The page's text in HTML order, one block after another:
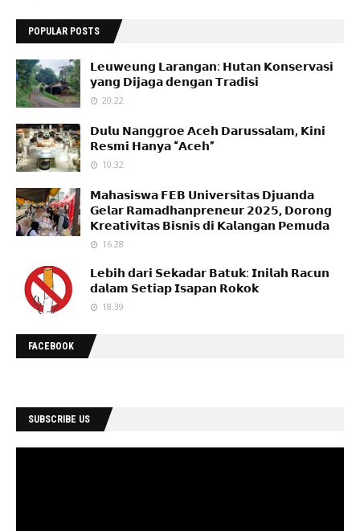
POPULAR POSTS
𝗟𝗲𝘂𝘄𝗲𝘂𝗻𝗴 𝗟𝗮𝗿𝗮𝗻𝗴𝗮𝗻: 𝗛𝘂𝘁𝗮𝗻 𝗞𝗼𝗻𝘀𝗲𝗿𝘃𝗮𝘀𝗶
𝘆𝗮𝗻𝗴 𝗗𝗶𝗷𝗮𝗴𝗮 𝗱𝗲𝗻𝗴𝗮𝗻 𝗧𝗿𝗮𝗱𝗶𝘀𝗶
20.22
𝗗𝘂𝗹𝘂 𝗡𝗮𝗻𝗴𝗴𝗿𝗼𝗲 𝗔𝗰𝗲𝗵 𝗗𝗮𝗿𝘂𝘀𝘀𝗮𝗹𝗮𝗺, 𝗞𝗶𝗻𝗶
𝗥𝗲𝘀𝗺𝗶 𝗛𝗮𝗻𝘆𝗮 “𝗔𝗰𝗲𝗵”
10.32
𝗠𝗮𝗵𝗮𝘀𝗶𝘀𝘄𝗮 𝗙𝗘𝗕 𝗨𝗻𝗶𝘃𝗲𝗿𝘀𝗶𝘁𝗮𝘀 𝗗𝗷𝘂𝗮𝗻𝗱𝗮
𝗚𝗲𝗹𝗮𝗿 𝗥𝗮𝗺𝗮𝗱𝗵𝗮𝗻𝗽𝗿𝗲𝗻𝗲𝘂𝗿 𝟮𝟬𝟮𝟱, 𝗗𝗼𝗿𝗼𝗻𝗴
𝗞𝗿𝗲𝗮𝘁𝗶𝘃𝗶𝘁𝗮𝘀 𝗕𝗶𝘀𝗻𝗶𝘀 𝗱𝗶 𝗞𝗮𝗹𝗮𝗻𝗴𝗮𝗻 𝗣𝗲𝗺𝘂𝗱𝗮
16.28
𝗟𝗲𝗯𝗶𝗵 𝗱𝗮𝗿𝗶 𝗦𝗲𝗸𝗮𝗱𝗮𝗿 𝗕𝗮𝘁𝘂𝗸: 𝗜𝗻𝗶𝗹𝗮𝗵 𝗥𝗮𝗰𝘂𝗻
𝗱𝗮𝗹𝗮𝗺 𝗦𝗲𝘁𝗶𝗮𝗽 𝗜𝘀𝗮𝗽𝗮𝗻 𝗥𝗼𝗸𝗼𝗸
18.39
FACEBOOK
SUBSCRIBE US